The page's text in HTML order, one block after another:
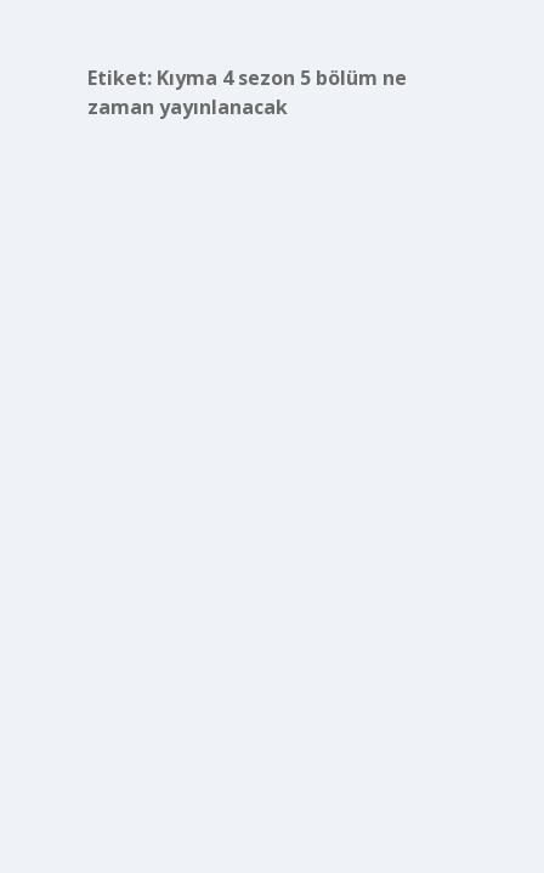
Etiket: Kıyma 4 sezon 5 bölüm ne
zaman yayınlanacak